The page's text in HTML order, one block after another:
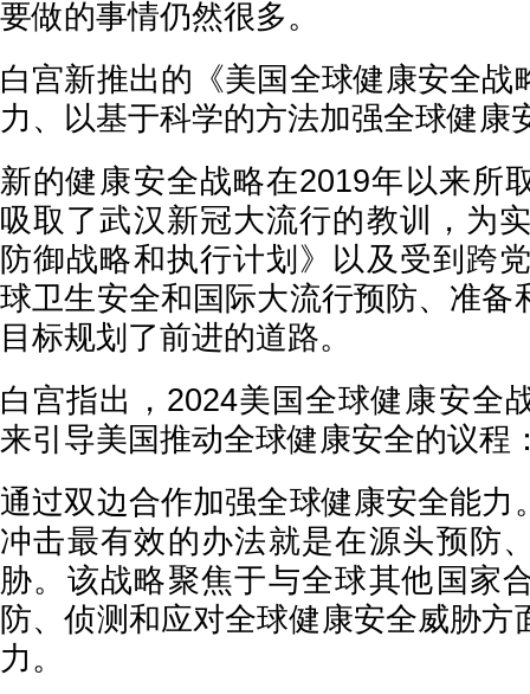
要做的事情仍然很多。
白宫新推出的《美国全球健康安全战
力、以基于科学的方法加强全球健康
新的健康安全战略在2019年以来所
吸取了武汉新冠大流行的教训，为
防御战略和执行计划》以及受到跨
球卫生安全和国际大流行预防、准备
目标规划了前进的道路。
白宫指出，2024美国全球健康安全
来引导美国推动全球健康安全的议程
通过双边合作加强全球健康安全能力
冲击最有效的办法就是在源头预防
胁。该战略聚焦于与全球其他国家
防、侦测和应对全球健康安全威胁方
力。